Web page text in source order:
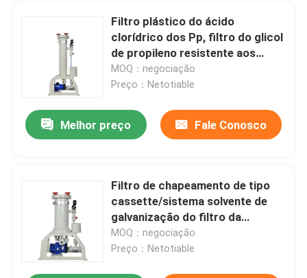
Filtro plástico do ácido
clorídrico dos Pp, filtro do glicol
de propileno resistente aos
ácidos
MOQ：negociação
Preço：Netotiable
Melhor preço Fale Conosco
Filtro de chapeamento de tipo
cassette/sistema solvente de
galvanização do filtro da
filtragem
MOQ：negociação
Preço：Netotiable